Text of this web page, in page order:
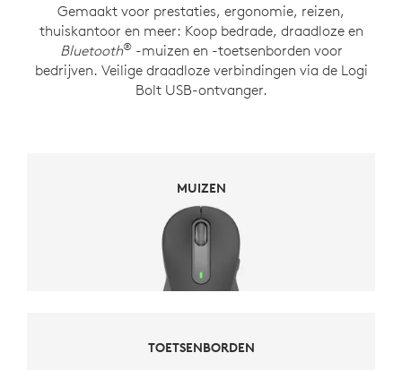
Gemaakt voor prestaties, ergonomie, reizen,
thuiskantoor en meer: Koop bedrade, draadloze en
Bluetooth®-muizen en -toetsenborden voor
bedrijven. Veilige draadloze verbindingen via de Logi
Bolt USB-ontvanger.
MUIZEN
TOETSENBORDEN
TOETSENBORDEN